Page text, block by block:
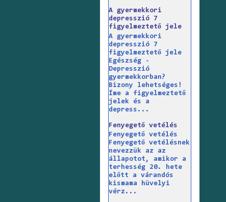
A gyermekkori
depresszió 7
figyelmeztető jele
A gyermekkori
depresszió 7
figyelmeztető jele
Egészség -
Depresszió
gyermekkorban?
Bizony lehetséges!
Íme a figyelmeztető
jelek és a
depress...
Fenyegető vetélés
Fenyegető vetélés
Fenyegető vetélésnek
nevezzük az az
állapotot, amikor a
terhesség 20. hete
előtt a várandós
kismama hüvelyi
vérz...